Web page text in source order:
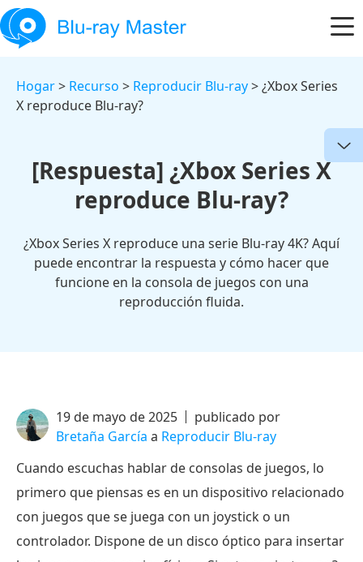
Hogar> Recurso > Reproducir Blu-ray> ¿Xbox Series
X reproduce Blu-ray?
[Respuesta] ¿Xbox Series X
reproduce Blu-ray?
¿Xbox Series X reproduce una serie Blu-ray 4K? Aquí
puede encontrar la respuesta y cómo hacer que
funcione en la consola de juegos con una
reproducción fluida.
19 de mayo de 2025
publicado por
Bretaña García a Reproducir Blu-ray
Cuando escuchas hablar de consolas de juegos, lo
primero que piensas es en un dispositivo relacionado
con juegos que se juega con un joystick o un
controlador. Dispone de un disco óptico para insertar